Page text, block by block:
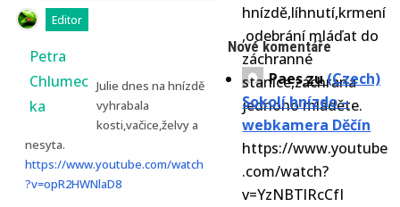
hnízdě,líhnutí,krmení
,odebrání mláďat do
záchranné
stanice,záchrana
jednoho mláděte.
Nové komentáře
Paeszu(Czech)
Sokolí hnízdo –
webkamera Děčín
https://www.youtube
.com/watch?
v=YzNBTlRcCfI
Editor
Petra
Chlumec
ka
Julie dnes na hnízdě
vyhrabala
kosti,vačice,želvy a
nesyta.
https://www.youtube.com/watch
?v=opR2HWNlaD8